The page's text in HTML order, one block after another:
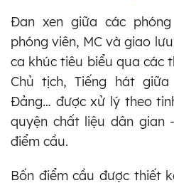
Đan xen giữa các
phóng viên, MC và giao
ca khúc tiêu biểu qua các
Chủ tịch, Tiếng hát
Đảng… được xử lý theo
quyện chất liệu dân gian
điểm cầu.
Bốn điểm cầu được thiết